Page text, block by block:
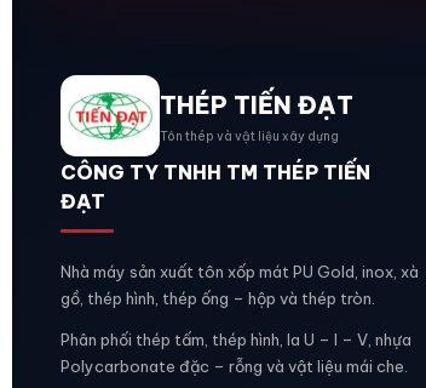
THÉP TIẾN ĐẠT
Tôn thép và vật liệu xây dựng
CÔNG TY TNHH TM THÉP TIẾN
ĐẠT
Nhà máy sản xuất tôn xốp mát PU Gold, inox, xà
gồ, thép hình, thép ống – hộp và thép tròn.
Phân phối thép tấm, thép hình, la U – I – V, nhựa
Polycarbonate đặc – rỗng và vật liệu mái che.